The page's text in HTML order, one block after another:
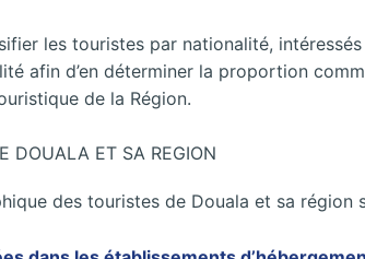
les touristes par nationalité,
afin d’en déterminer la proportion
de la Région.
DOUALA ET SA REGION
des touristes de Douala et sa région